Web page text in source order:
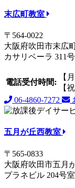
末広町教室
〒564-0022
大阪府吹田市末広
カサリベーラ 311
電話受付時間:
【
【
06-4860-7272
五月が丘西教室
〒565-0833
大阪府吹田市五月
プラネビル 204号室